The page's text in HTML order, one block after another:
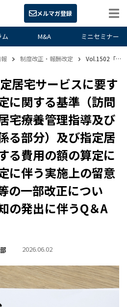
メルマガ登録
ム M&A ミニセミナー
居宅サービスに要す
に関する基準（訪問
宅療養管理指導及び
る部分）及び指定居
る費用の額の算定に
に伴う実施上の留意
の一部改正につい
の発出に伴うQ＆A
2026.06.02
制度改正・報酬改定 Vol.1502「「指定居宅サービスに要する費用の額の算定に関する基準（訪問通所サービス、居宅療養管理指導及び福祉用具貸与に係る部分）及び指定居宅介護支援に要する費用の額の算定に関する基準の制定に伴う実施上の留意事項について」等の一部改正について」及び当該通知の発出に伴うQ＆Aの発出について